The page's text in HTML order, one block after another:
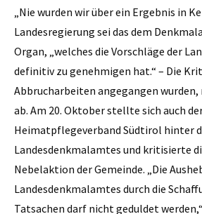
„Nie wurden wir über ein Ergebnis in
Landesregierung sei das dem
Organ, „welches die Vorschläge der
definitiv zu genehmigen hat.“ – Die
Abbrucharbeiten angegangen
ab. Am 20. Oktober stellte sich auch
Heimatpflegeverband Südtirol hinter
Landesdenkmalamtes und kritisierte
Nebelaktion der Gemeinde. „Die
Landesdenkmalamtes durch die
Tatsachen darf nicht geduldet